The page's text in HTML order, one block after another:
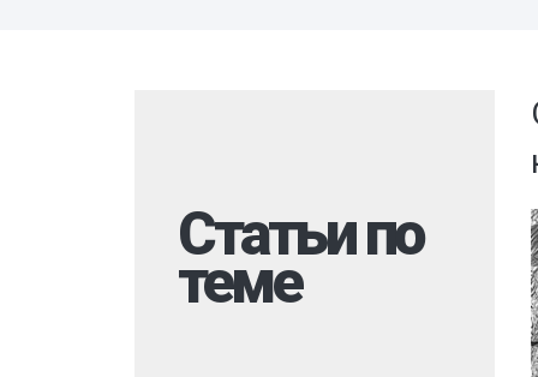
Мошки
Гербицидная обработка
Дезинфекция
При
Обработка
Санитарная
Статьи по
теме